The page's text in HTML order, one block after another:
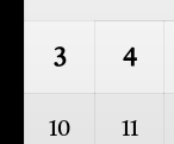
3 4
10 11